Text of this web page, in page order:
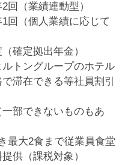
回（業績連動型）
1回（個人業績に応じて
確定拠出年金）
ルトングループのホテル
滞在できる等社員割引
一部できないものもあ
最大2食まで従業員食堂
供（課税対象）